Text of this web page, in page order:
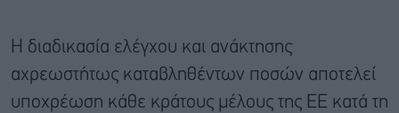
Η διαδικασία ελέγχου και ανάκτησης
αχρεωστήτως καταβληθέντων ποσών αποτελεί
υποχρέωση κάθε κράτους μέλους της ΕΕ κατά τη